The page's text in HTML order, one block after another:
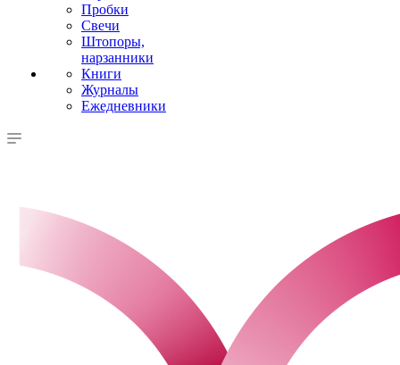
Пробки
Свечи
Штопоры,
нарзанники
Книги
Журналы
Ежедневники